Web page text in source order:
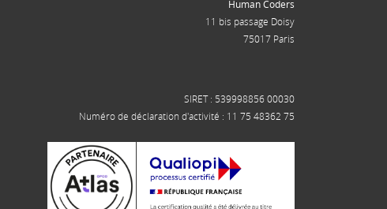
Human Coders
11 bis passage Doisy
75017 Paris
SIRET : 539998856 00030
Numéro de déclaration d'activité : 11 75 48362 75